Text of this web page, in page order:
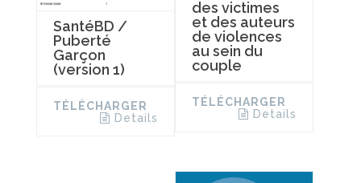
SantéBD /
Puberté
Garçon
(version 1)
TÉLÉCHARGER
Details
des victimes
et des auteurs
de violences
au sein du
couple
TÉLÉCHARGER
Details